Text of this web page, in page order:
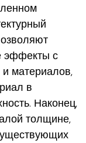
эффекты с
материалов,
в
Наконец,
толщине,